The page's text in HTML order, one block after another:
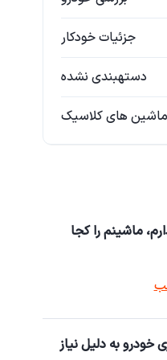
جزئیات خودکار
دستهبندی نشده
ماشین های کلاسیک
ماشینم را کجا
خودرو به دلیل نیاز